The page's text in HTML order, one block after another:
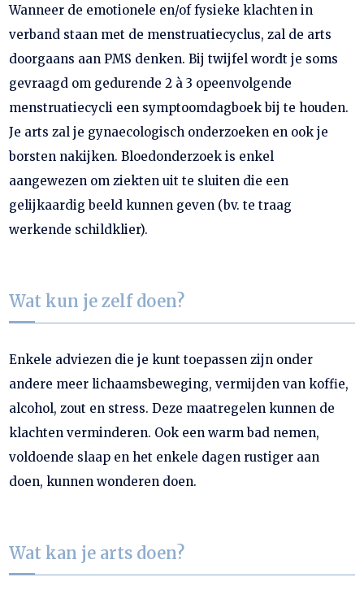
Wanneer de emotionele en/of fysieke klachten in
verband staan met de menstruatiecyclus, zal de arts
doorgaans aan PMS denken. Bij twijfel wordt je soms
gevraagd om gedurende 2 à 3 opeenvolgende
menstruatiecycli een symptoomdagboek bij te houden.
Je arts zal je gynaecologisch onderzoeken en ook je
borsten nakijken. Bloedonderzoek is enkel
aangewezen om ziekten uit te sluiten die een
gelijkaardig beeld kunnen geven (bv. te traag
werkende schildklier).
Wat kun je zelf doen?
Enkele adviezen die je kunt toepassen zijn onder
andere meer lichaamsbeweging, vermijden van koffie,
alcohol, zout en stress. Deze maatregelen kunnen de
klachten verminderen. Ook een warm bad nemen,
voldoende slaap en het enkele dagen rustiger aan
doen, kunnen wonderen doen.
Wat kan je arts doen?